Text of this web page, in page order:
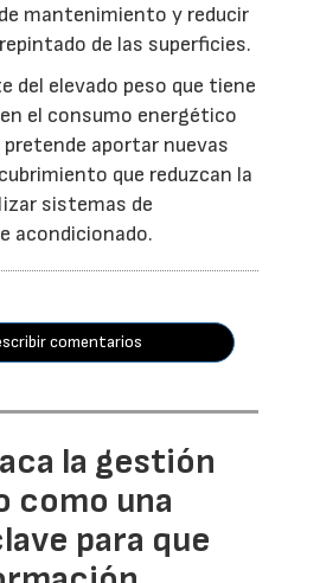
mantenimiento y reducir
de las superficies.
del elevado peso que tiene
el consumo energético
aportar nuevas
que reduzcan la
sistemas de
acondicionado.
comentarios
la gestión
como una
para que